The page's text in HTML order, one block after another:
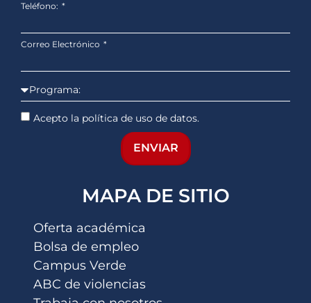
Teléfono:
Correo Electrónico
Acepto la política de uso de datos.
ENVIAR
MAPA DE SITIO
Oferta académica
Bolsa de empleo
Campus Verde
ABC de violencias